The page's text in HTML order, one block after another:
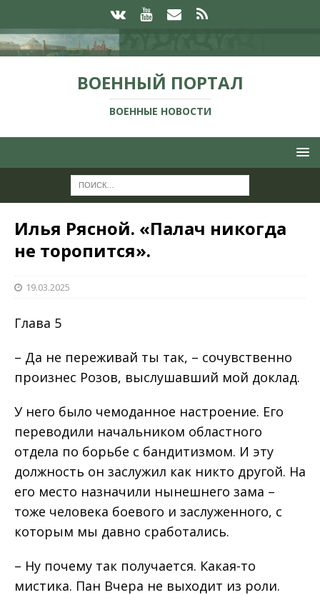
ВОЕННЫЙ ПОРТАЛ
ВОЕННЫЕ НОВОСТИ
Илья Рясной. «Палач никогда
не торопится».
19.03.2025
Глава 5
– Да не переживай ты так, – сочувственно
произнес Розов, выслушавший мой доклад.
У него было чемоданное настроение. Его
переводили начальником областного
отдела по борьбе с бандитизмом. И эту
должность он заслужил как никто другой. На
его место назначили нынешнего зама –
тоже человека боевого и заслуженного, с
которым мы давно сработались.
– Ну почему так получается. Какая-то
мистика. Пан Вчера не выходит из роли.